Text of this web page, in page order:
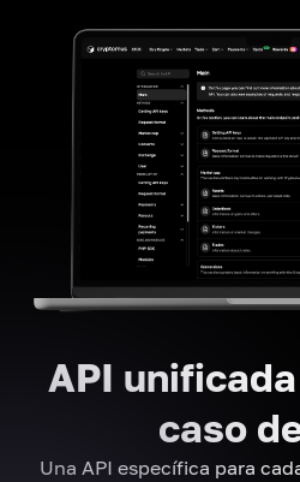
API
caso
Una API específica para